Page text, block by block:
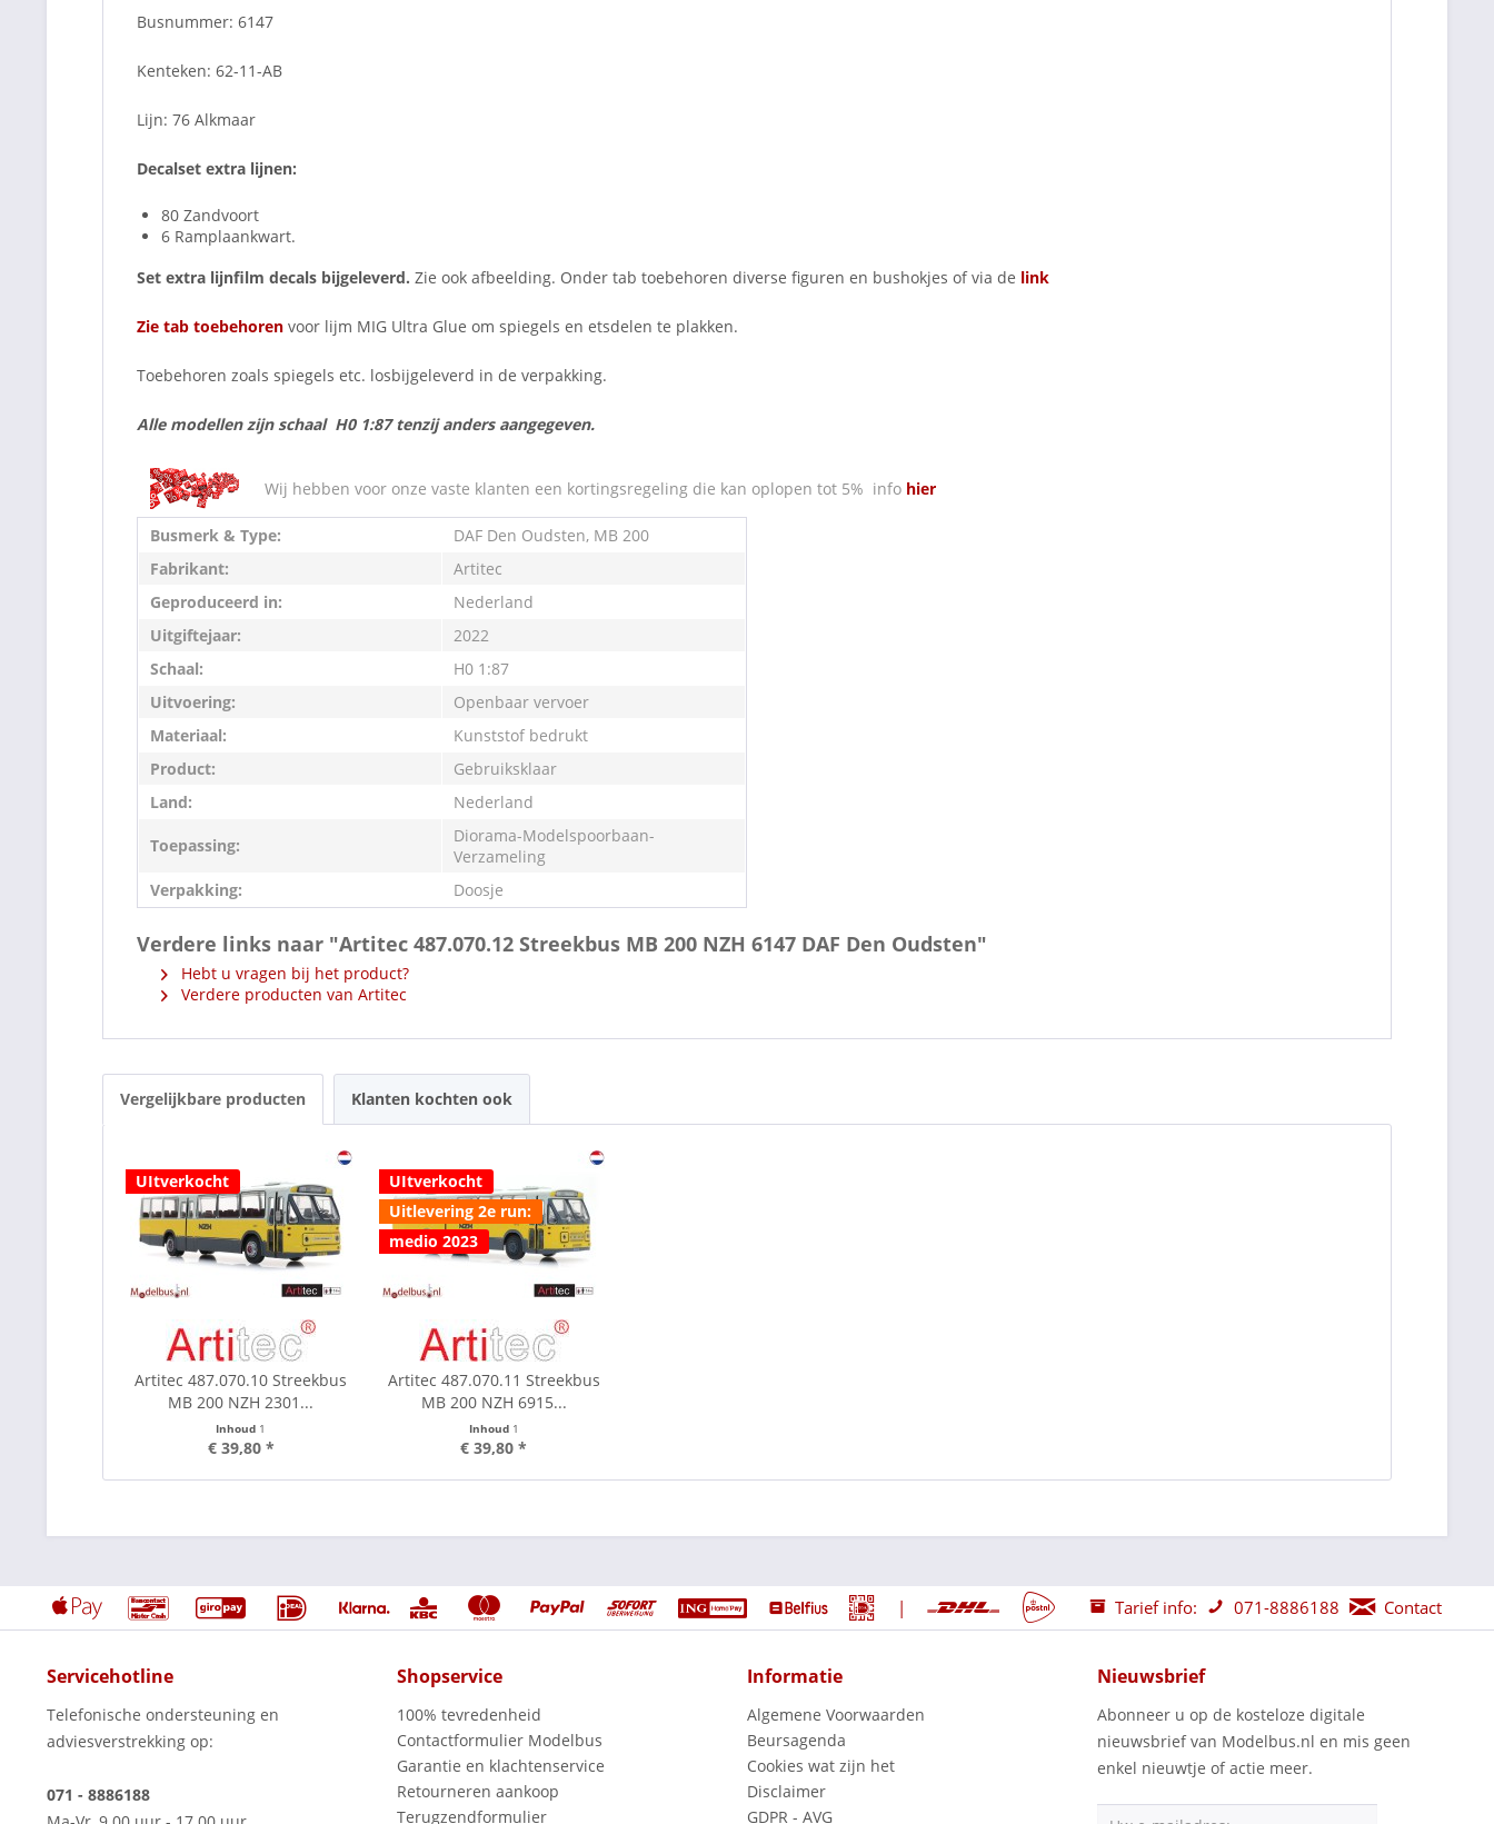
Busnummer: 6147
Kenteken: 62-11-AB
Lijn: 76 Alkmaar
Decalset extra lijnen:
80 Zandvoort
6 Ramplaankwart.
Set extra lijnfilm decals bijgeleverd. Zie ook afbeelding. Onder tab toebehoren diverse figuren en bushokjes of via de link
Zie tab toebehoren voor lijm MIG Ultra Glue om spiegels en etsdelen te plakken.
Toebehoren zoals spiegels etc. losbijgeleverd in de verpakking.
Alle modellen zijn schaal H0 1:87 tenzij anders aangegeven.
Wij hebben voor onze vaste klanten een kortingsregeling die kan oplopen tot 5% info hier
Busmerk & Type:
DAF Den Oudsten, MB 200
Fabrikant:
Artitec
Geproduceerd in:
Nederland
Uitgiftejaar:
2022
Schaal:
H0 1:87
Uitvoering:
Openbaar vervoer
Materiaal:
Kunststof bedrukt
Product:
Gebruiksklaar
Land:
Nederland
Toepassing:
Diorama-Modelspoorbaan-
Verzameling
Verpakking:
Doosje
Verdere links naar "Artitec 487.070.12 Streekbus MB 200 NZH 6147 DAF Den Oudsten"
Hebt u vragen bij het product?
Verdere producten van Artitec
Vergelijkbare producten Klanten kochten ook
UItverkocht
Artitec 487.070.10 Streekbus
MB 200 NZH 2301...
Inhoud 1
€ 39,80 *
UItverkocht
Uitlevering 2e run:
medio 2023
Artitec 487.070.11 Streekbus
MB 200 NZH 6915...
Inhoud 1
€ 39,80 *
| Tarief info: 071-8886188 Contact
Servicehotline
Telefonische ondersteuning en
adviesverstrekking op:
071 - 8886188
Shopservice
100% tevredenheid
Contactformulier Modelbus
Garantie en klachtenservice
Retourneren aankoop
Terugzendformulier
Informatie
Algemene Voorwaarden
Beursagenda
Cookies wat zijn het
Disclaimer
GDPR - AVG
Nieuwsbrief
Abonneer u op de kosteloze digitale
nieuwsbrief van Modelbus.nl en mis geen
enkel nieuwtje of actie meer.